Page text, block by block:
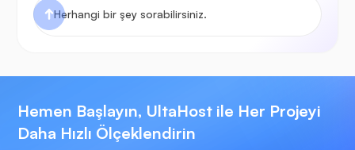
Hemen Başlayın, UltaHost ile Her Projeyi
Daha Hızlı Ölçeklendirin